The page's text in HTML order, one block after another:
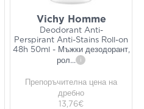
Vichy Homme
Deodorant Anti-
Perspirant Anti-Stains Roll-on
48h 50ml - Мъжки дезодорант,
рол... i
Препоръчителна цена на
дребно
13,76€